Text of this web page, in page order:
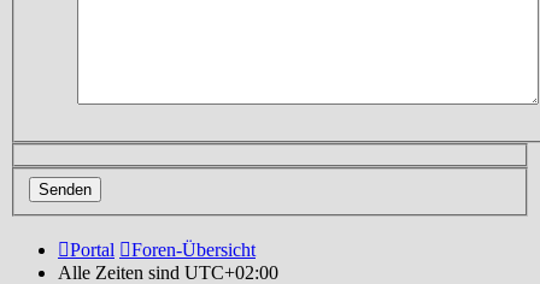
Portal
Foren-Übersicht
Alle Zeiten sind UTC+02:00